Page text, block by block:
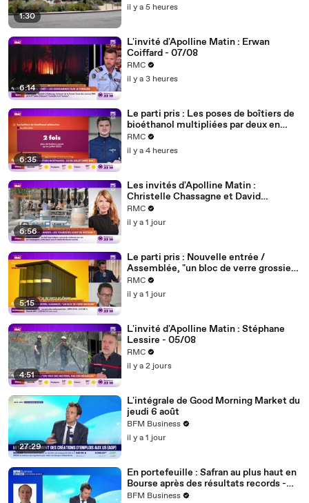
1:30
il y a 5 heures
6:14
L'invité d'Apolline Matin : Erwan
Coiffard - 07/08
RMC
il y a 3 heures
6:35
Le parti pris : Les poses de boîtiers de
bioéthanol multipliées par deux en
juillet (info RMC) - 07/08
RMC
il y a 4 heures
6:56
Les invités d'Apolline Matin :
Christelle Chassagne et David
Lafforgue - 06/08
RMC
il y a 1 jour
5:15
Le parti pris : Nouvelle entrée /
Assemblée, "un bloc de verre grossier
d'un autre temps qui défigure les quais
de Seine" - 06/08
RMC
il y a 1 jour
4:51
L'invité d'Apolline Matin : Stéphane
Lessire - 05/08
RMC
il y a 2 jours
27:29
L'intégrale de Good Morning Market du
jeudi 6 août
BFM Business
il y a 1 jour
En portefeuille : Safran au plus haut en
Bourse après des résultats records -
06/08
BFM Business